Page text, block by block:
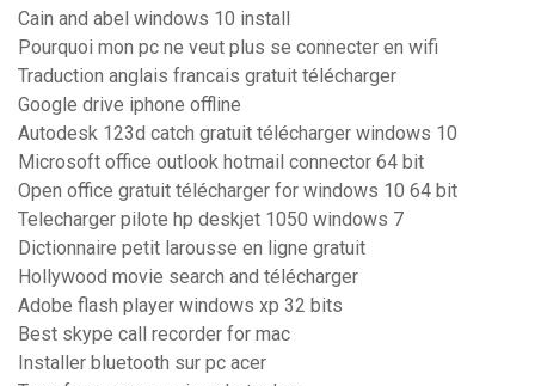
Cain and abel windows 10 install
Pourquoi mon pc ne veut plus se connecter en wifi
Traduction anglais francais gratuit télécharger
Google drive iphone offline
Autodesk 123d catch gratuit télécharger windows 10
Microsoft office outlook hotmail connector 64 bit
Open office gratuit télécharger for windows 10 64 bit
Telecharger pilote hp deskjet 1050 windows 7
Dictionnaire petit larousse en ligne gratuit
Hollywood movie search and télécharger
Adobe flash player windows xp 32 bits
Best skype call recorder for mac
Installer bluetooth sur pc acer